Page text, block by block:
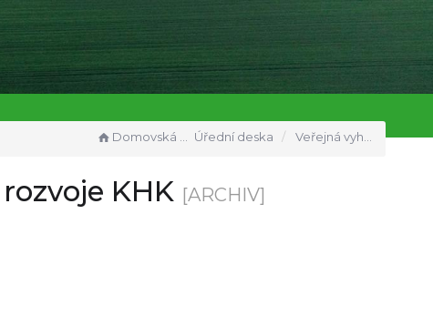
Domovská stránka Úřední deska Veřejná vyhláška - aktualizace č. 5 Zásad územního rozvoje KHK
KHK [ARCHIV]